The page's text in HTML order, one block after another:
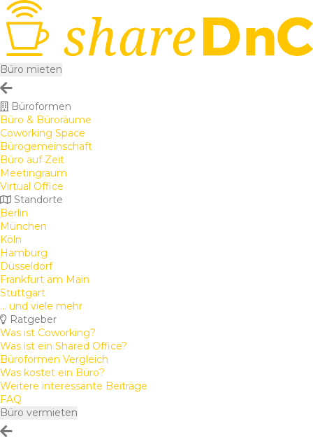
Büro mieten
Büroformen
Büro & Büroräume
Coworking Space
Bürogemeinschaft
Büro auf Zeit
Meetingraum
Virtual Office
Standorte
Berlin
München
Köln
Hamburg
Düsseldorf
Frankfurt am Main
Stuttgart
... und viele mehr
Ratgeber
Was ist Coworking?
Was ist ein Shared Office?
Büroformen Vergleich
Was kostet ein Büro?
Weitere interessante Beiträge
FAQ
Büro vermieten